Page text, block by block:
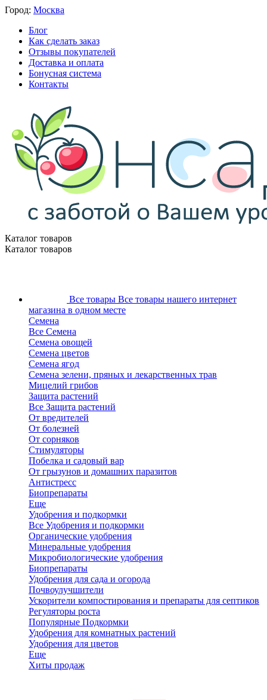
Город: Москва
Блог
Как сделать заказ
Отзывы покупателей
Доставка и оплата
Бонусная система
Контакты
Каталог товаров
Каталог товаров
Все товары Все товары нашего интернет
магазина в одном месте
Семена
Все Семена
Семена овощей
Семена цветов
Семена ягод
Семена зелени, пряных и лекарственных трав
Мицелий грибов
Защита растений
Все Защита растений
От вредителей
От болезней
От сорняков
Стимуляторы
Побелка и садовый вар
От грызунов и домашних паразитов
Антистресс
Биопрепараты
Еще
Удобрения и подкормки
Все Удобрения и подкормки
Органические удобрения
Минеральные удобрения
Микробиологические удобрения
Биопрепараты
Удобрения для сада и огорода
Почвоулучшители
Ускорители компостирования и препараты для септиков
Регуляторы роста
Популярные Подкормки
Удобрения для комнатных растений
Удобрения для цветов
Еще
Хиты продаж